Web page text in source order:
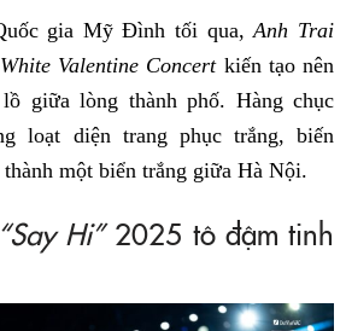
gia Mỹ Đình tối qua,Anh Trai
Valentine Concertkiến tạo nên
giữa lòng thành phố. Hàng chục
loạt diện trang phục trắng, biến
một biển trắng giữa Hà Nội.
Hi”2025 tô đậm tinh